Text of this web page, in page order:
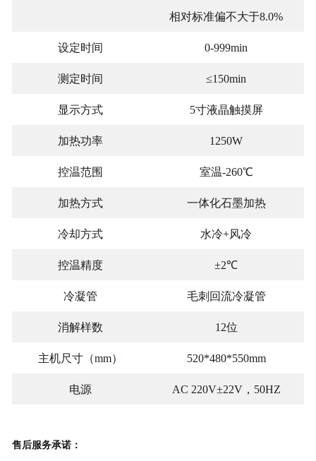
相对标准偏不大于8.0%
设定时间 0-999min
测定时间 ≤150min
显示方式 5寸液晶触摸屏
加热功率 1250W
控温范围 室温-260℃
加热方式 一体化石墨加热
冷却方式 水冷+风冷
控温精度 ±2℃
冷凝管 毛刺回流冷凝管
消解样数 12位
主机尺寸（mm） 520*480*550mm
电源 AC 220V±22V，50HZ
售后服务承诺：